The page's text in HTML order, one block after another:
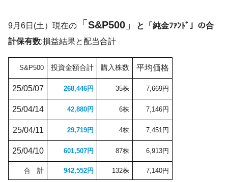
9月6日(土）現在の 「 S&P500 」
と「純金ﾌｧﾝﾄﾞ」の合
計保有数:損益結果と配当合計
S&P500 投資金額合計 購入株数 平均価格
25/05/07 268,446円 35株 7,669円
25/04/14 42,880円 6株 7,146円
25/04/11 29,719円 4株 7,451円
25/04/10 601,507円 87株 6,913円
合 計 942,552円 132株 7,140円